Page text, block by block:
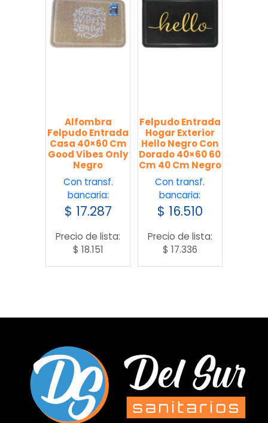
Alfombra
Felpudo Entrada
Casa 40×60 Cm
Good Vibes Only
Negro
Con transf.
bancaria:
$ 17.287
Precio de lista:
$ 18.151
Felpudo Entrada
Hogar Exterior
Hello Negro Con
Dorado 40×60 60
Cm 40 Cm Negro
Con transf.
bancaria:
$ 16.510
Precio de lista:
$ 17.336